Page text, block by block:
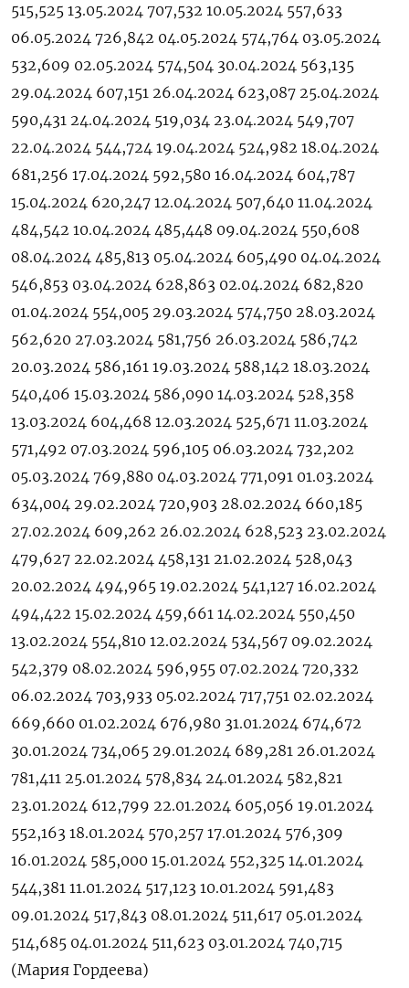
515,525 13.05.2024 707,532 10.05.2024 557,633
06.05.2024 726,842 04.05.2024 574,764 03.05.2024
532,609 02.05.2024 574,504 30.04.2024 563,135
29.04.2024 607,151 26.04.2024 623,087 25.04.2024
590,431 24.04.2024 519,034 23.04.2024 549,707
22.04.2024 544,724 19.04.2024 524,982 18.04.2024
681,256 17.04.2024 592,580 16.04.2024 604,787
15.04.2024 620,247 12.04.2024 507,640 11.04.2024
484,542 10.04.2024 485,448 09.04.2024 550,608
08.04.2024 485,813 05.04.2024 605,490 04.04.2024
546,853 03.04.2024 628,863 02.04.2024 682,820
01.04.2024 554,005 29.03.2024 574,750 28.03.2024
562,620 27.03.2024 581,756 26.03.2024 586,742
20.03.2024 586,161 19.03.2024 588,142 18.03.2024
540,406 15.03.2024 586,090 14.03.2024 528,358
13.03.2024 604,468 12.03.2024 525,671 11.03.2024
571,492 07.03.2024 596,105 06.03.2024 732,202
05.03.2024 769,880 04.03.2024 771,091 01.03.2024
634,004 29.02.2024 720,903 28.02.2024 660,185
27.02.2024 609,262 26.02.2024 628,523 23.02.2024
479,627 22.02.2024 458,131 21.02.2024 528,043
20.02.2024 494,965 19.02.2024 541,127 16.02.2024
494,422 15.02.2024 459,661 14.02.2024 550,450
13.02.2024 554,810 12.02.2024 534,567 09.02.2024
542,379 08.02.2024 596,955 07.02.2024 720,332
06.02.2024 703,933 05.02.2024 717,751 02.02.2024
669,660 01.02.2024 676,980 31.01.2024 674,672
30.01.2024 734,065 29.01.2024 689,281 26.01.2024
781,411 25.01.2024 578,834 24.01.2024 582,821
23.01.2024 612,799 22.01.2024 605,056 19.01.2024
552,163 18.01.2024 570,257 17.01.2024 576,309
16.01.2024 585,000 15.01.2024 552,325 14.01.2024
544,381 11.01.2024 517,123 10.01.2024 591,483
09.01.2024 517,843 08.01.2024 511,617 05.01.2024
514,685 04.01.2024 511,623 03.01.2024 740,715
(Мария Гордеева)